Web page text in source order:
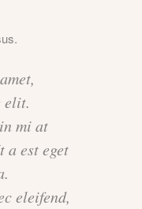
elit.
mi at
a est eget
eleifend,